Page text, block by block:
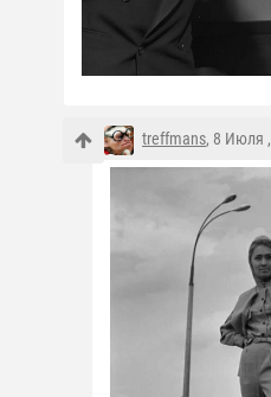
treffmans, 8 Июля ,